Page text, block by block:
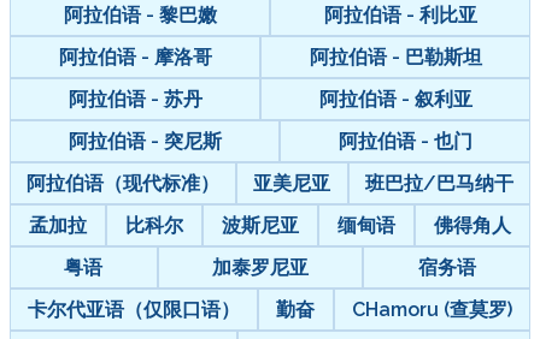
阿拉伯语 - 黎巴嫩
阿拉伯语 - 利比亚
阿拉伯语 - 摩洛哥
阿拉伯语 - 巴勒斯坦
阿拉伯语 - 苏丹
阿拉伯语 - 叙利亚
阿拉伯语 - 突尼斯
阿拉伯语 - 也门
阿拉伯语（现代标准）
亚美尼亚
班巴拉/巴马纳干
孟加拉
比科尔 波斯尼亚 缅甸语
佛得角人
粤语
加泰罗尼亚
宿务语
卡尔代亚语（仅限口语）
勤奋
CHamoru (查莫罗)